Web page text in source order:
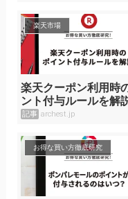
楽天市場
楽天クーポン利用時
ント付与ルールを解
記事 archest.jp
お得な買い方徹底研究